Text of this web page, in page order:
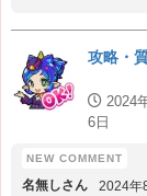
攻略・
2024
6日
名無しさん 2024年